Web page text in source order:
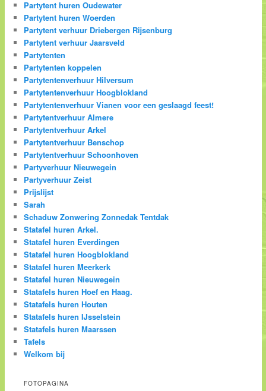
Partytent huren Oudewater
Partytent huren Woerden
Partytent verhuur Driebergen Rijsenburg
Partytent verhuur Jaarsveld
Partytenten
Partytenten koppelen
Partytentenverhuur Hilversum
Partytentenverhuur Hoogblokland
Partytentenverhuur Vianen voor een geslaagd feest!
Partytentverhuur Almere
Partytentverhuur Arkel
Partytentverhuur Benschop
Partytentverhuur Schoonhoven
Partyverhuur Nieuwegein
Partyverhuur Zeist
Prijslijst
Sarah
Schaduw Zonwering Zonnedak Tentdak
Statafel huren Arkel.
Statafel huren Everdingen
Statafel huren Hoogblokland
Statafel huren Meerkerk
Statafel huren Nieuwegein
Statafels huren Hoef en Haag.
Statafels huren Houten
Statafels huren IJsselstein
Statafels huren Maarssen
Tafels
Welkom bij
FOTOPAGINA